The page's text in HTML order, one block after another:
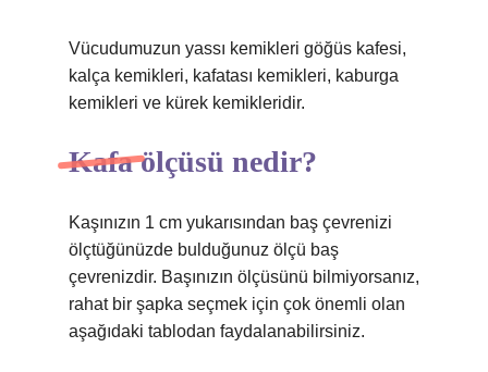
Vücudumuzun yassı kemikleri göğüs kafesi,
kalça kemikleri, kafatası kemikleri, kaburga
kemikleri ve kürek kemikleridir.
Kafa ölçüsü nedir?
Kaşınızın 1 cm yukarısından baş çevrenizi
ölçtüğünüzde bulduğunuz ölçü baş
çevrenizdir. Başınızın ölçüsünü bilmiyorsanız,
rahat bir şapka seçmek için çok önemli olan
aşağıdaki tablodan faydalanabilirsiniz.